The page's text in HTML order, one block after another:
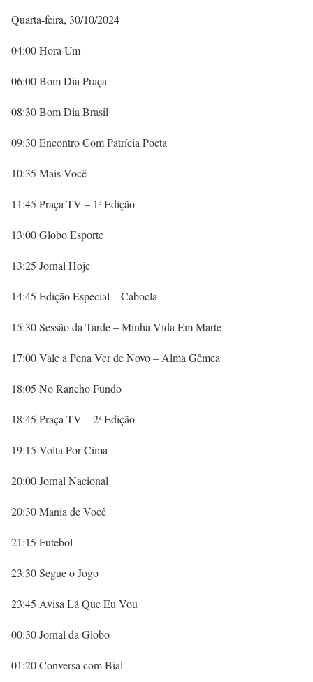
Quarta-feira, 30/10/2024
04:00 Hora Um
06:00 Bom Dia Praça
08:30 Bom Dia Brasil
09:30 Encontro Com Patrícia Poeta
10:35 Mais Você
11:45 Praça TV – 1ª Edição
13:00 Globo Esporte
13:25 Jornal Hoje
14:45 Edição Especial – Cabocla
15:30 Sessão da Tarde – Minha Vida Em Marte
17:00 Vale a Pena Ver de Novo – Alma Gêmea
18:05 No Rancho Fundo
18:45 Praça TV – 2ª Edição
19:15 Volta Por Cima
20:00 Jornal Nacional
20:30 Mania de Você
21:15 Futebol
23:30 Segue o Jogo
23:45 Avisa Lá Que Eu Vou
00:30 Jornal da Globo
01:20 Conversa com Bial